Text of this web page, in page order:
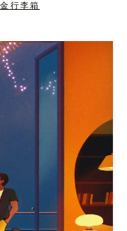
行李箱